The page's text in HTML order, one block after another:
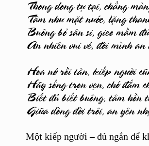
Thong dong tự tại, chẳng
Tâm như mặt nước, lặng
Buông bỏ sân si, gieo mầm
An nhiên vui vẻ, đời mình an
Hoa nở rồi tàn, kiếp người
Hãy sống trọn vẹn, chớ đắm
Biết đủ biết buông, tâm hồn
Giữa dòng đời trôi, an yên
Một kiếp người – đủ ngắn để